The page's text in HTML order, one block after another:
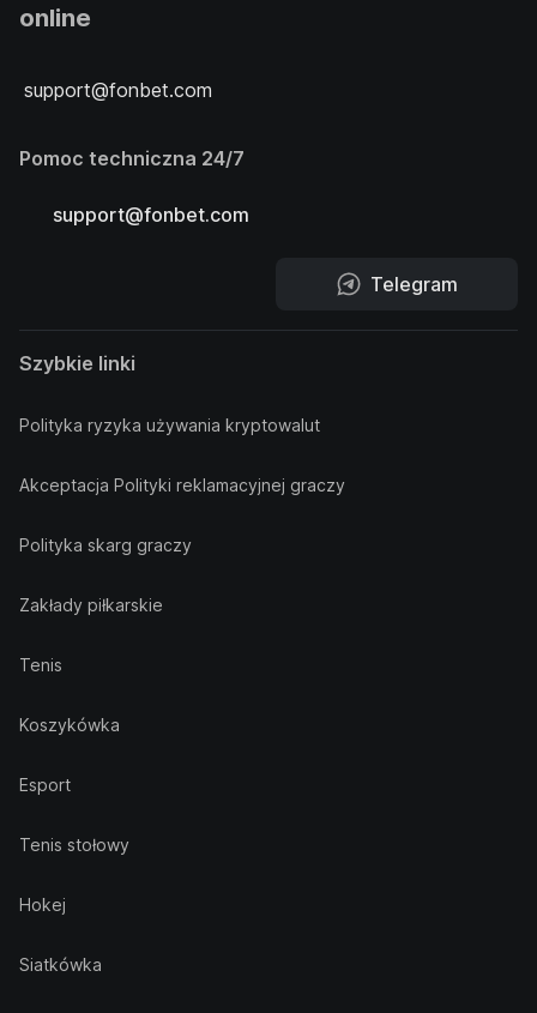
online
support@fonbet.com
Pomoc techniczna 24/7
support@fonbet.com
Telegram
Szybkie linki
Polityka ryzyka używania kryptowalut
Akceptacja Polityki reklamacyjnej graczy
Polityka skarg graczy
Zakłady piłkarskie
Tenis
Koszykówka
Esport
Tenis stołowy
Hokej
Siatkówka